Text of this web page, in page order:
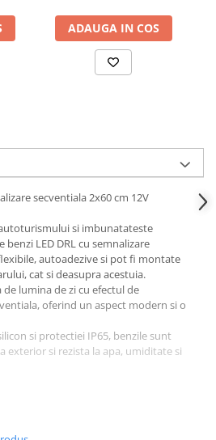
Auto
ADAUGA IN COS
secventiala 2x60 cm 12V
si imbunatateste
LED DRL cu semnalizare
autoadezive si pot fi montate
cat si deasupra acestuia.
lumina de zi cu efectul de
oferind un aspect modern si o
si protectiei IP65, benzile sunt
exterior si rezista la apa, umiditate si
rece